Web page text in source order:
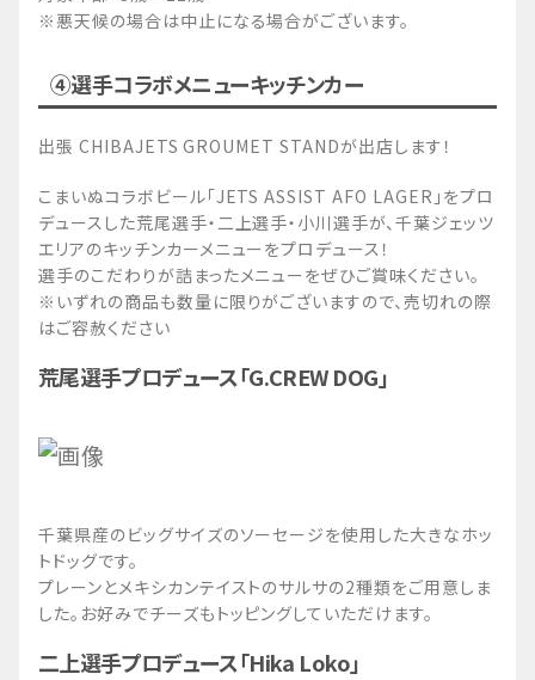
※悪天候の場合は中止になる場合がございます。
④選手コラボメニューキッチンカー
出張 CHIBAJETS GROUMET STANDが出店します！
こまいぬコラボビール「JETS ASSIST AFO LAGER」をプロ
デュースした荒尾選手・二上選手・小川選手が、千葉ジェッツ
エリアのキッチンカーメニューをプロデュース！
選手のこだわりが詰まったメニューをぜひご賞味ください。
※いずれの商品も数量に限りがございますので、売切れの際
はご容赦ください
荒尾選手プロデュース「G.CREW DOG」
千葉県産のビッグサイズのソーセージを使用した大きなホッ
トドッグです。
プレーンとメキシカンテイストのサルサの2種類をご用意しま
した。お好みでチーズもトッピングしていただけます。
二上選手プロデュース「Hika Loko」